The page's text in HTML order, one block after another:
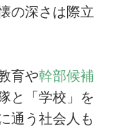
の深さは際立
育や幹部候補
と「学校」を
通う社会人も